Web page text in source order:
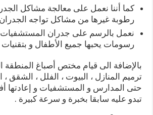
كما أننا نعمل على معالجة مشاكل
رطوبة غيرها من مشاكل تواجه
نعمل بالرسم على جدران المستشفيات
رسومات يحبها جميع الأطفال و بتقنيات 3D أيضا .
بالإضافة الى قيام مختص أصباغ المنطقة
ترميم المنازل ، البيوت ، الفلل ، الشقق ،
حتى المدارس و المستشفيات و إعادتها
تبدو عليه سابقا بخبرة و سرعة كبيرة .